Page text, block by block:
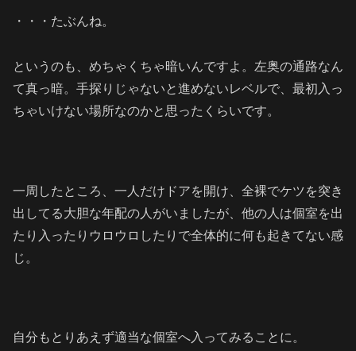
・・・たぶんね。
というのも、めちゃくちゃ暗いんですよ。左奥の通路なん
て真っ暗。手探りじゃないと進めないレベルで、最初入っ
ちゃいけない場所なのかと思ったくらいです。
一周したところ、一人だけドアを開け、全裸でケツを突き
出してる大胆な年配の人がいましたが、他の人は個室を出
たり入ったりウロウロしたりで全体的に何も起きてない感
じ。
自分もとりあえず適当な個室へ入ってみることに。